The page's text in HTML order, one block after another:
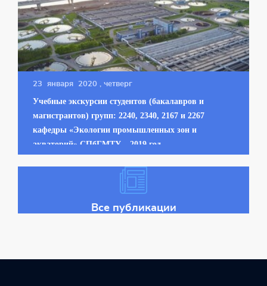
23 января 2020 , четверг
Учебные экскурсии студентов (бакалавров и
магистрантов) групп: 2240, 2340, 2167 и 2267
кафедры «Экологии промышленных зон и
акваторий» СПбГМТУ – 2019 год
Все публикации